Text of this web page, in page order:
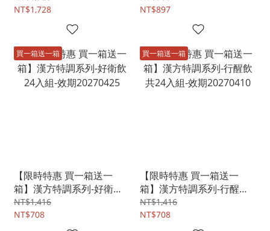
NT$1,728
NT$897
買一箱送一箱
【限時特惠 買一箱送一
箱】漢方特調系列-好衛飲
24入組-效期20270425
NT$1,416
NT$708
買一箱送一箱
【限時特惠 買一箱送一
箱】漢方特調系列-行醒飲
共24入組-效期20270410
NT$1,416
NT$708